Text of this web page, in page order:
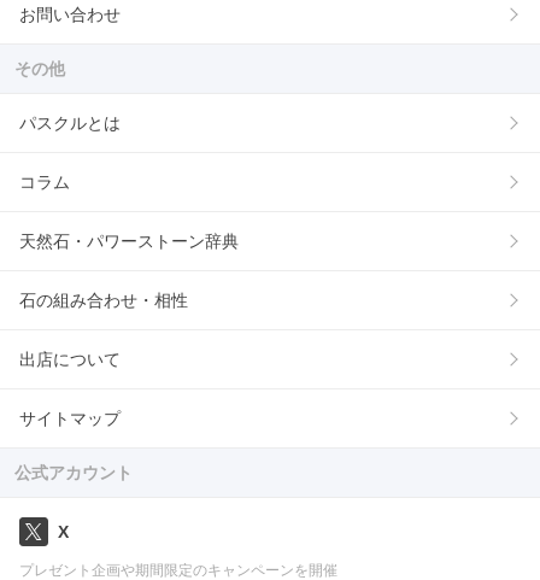
お問い合わせ
その他
パスクルとは
コラム
天然石・パワーストーン辞典
石の組み合わせ・相性
出店について
サイトマップ
公式アカウント
X
プレゼント企画や期間限定のキャンペーンを開催